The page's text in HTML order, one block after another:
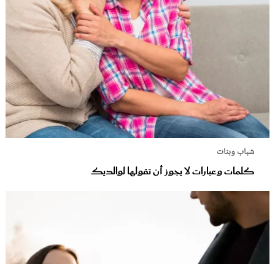
شباب وبنات
كلمات وعبارات لا يجوز أن تقولها لوالديك